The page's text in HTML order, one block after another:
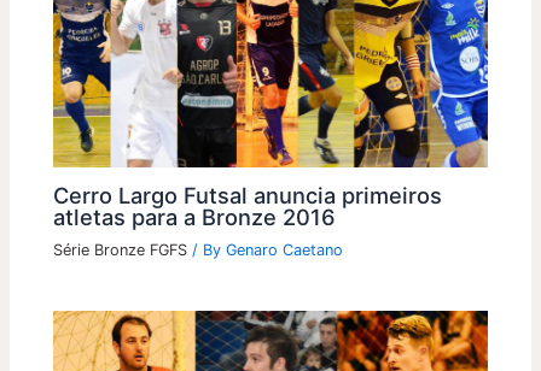
Cerro Largo Futsal anuncia primeiros
atletas para a Bronze 2016
Série Bronze FGFS / ByGenaro Caetano